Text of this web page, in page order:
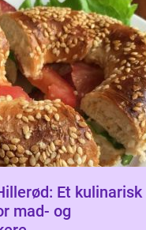
Et kulinarisk
mad- og